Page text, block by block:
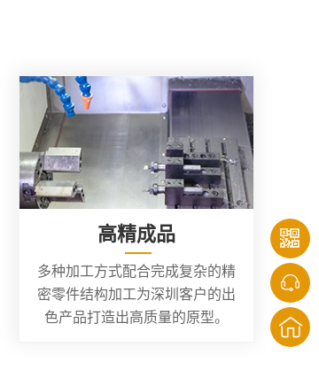
高精成品
多种加工方式配合完成复杂的精
密零件结构加工为深圳客户的出
色产品打造出高质量的原型。